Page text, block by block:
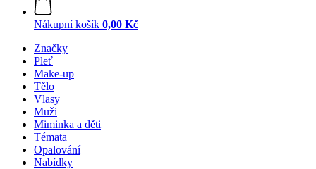
Nákupní košík 0,00 Kč
Značky
Pleť
Make-up
Tělo
Vlasy
Muži
Miminka a děti
Témata
Opalování
Nabídky